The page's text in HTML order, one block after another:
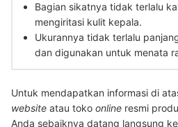
Bagian sikatnya tidak terlalu
mengiritasi kulit kepala.
Ukurannya tidak terlalu
dan digunakan untuk menata
Untuk mendapatkan informasi di
website atau toko online resmi
Anda sebaiknya datang langsung